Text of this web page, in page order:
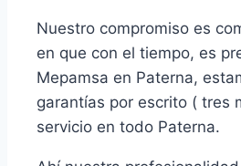
Nuestro compromiso es
en que con el tiempo, es
Mepamsa en Paterna,
garantías por escrito ( tres
servicio en todo Paterna.